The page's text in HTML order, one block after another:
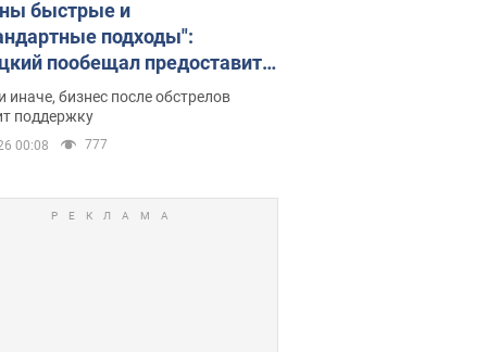
быстрые и
подходы":
пообещал предоставить
приоритетный доступ к
складским
иначе, бизнес после обстрелов
поддержку
00:08 777